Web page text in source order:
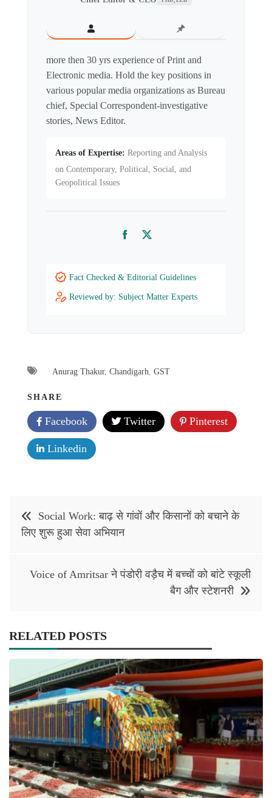
more then 30 yrs experience of Print and
Electronic media. Hold the key positions in
various popular media organizations as Bureau
chief, Special Correspondent-investigative
stories, News Editor.
Areas of Expertise: Reporting and Analysis
on Contemporary, Political, Social, and
Geopolitical Issues
FacebookTwitter
Fact Checked & Editorial Guidelines
Reviewed by: Subject Matter Experts
Anurag Thakur, Chandigarh GST
SHARE
Facebook Twitter Pinterest
Linkedin
navigation
Social Work: बाढ़ से गांवों और किसानों को बचाने के
लिए शुरू हुआ सेवा अभियान
Voice of Amritsar ने पंडोरी वड़ैच में बच्चों को बांटे स्कूली
बैग और स्टेशनरी
RELATED POSTS